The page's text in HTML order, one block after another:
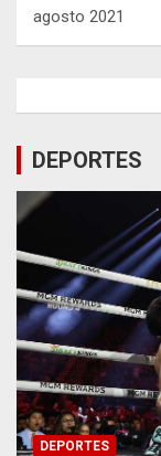
agosto 2021
DEPORTES
DEPORTES